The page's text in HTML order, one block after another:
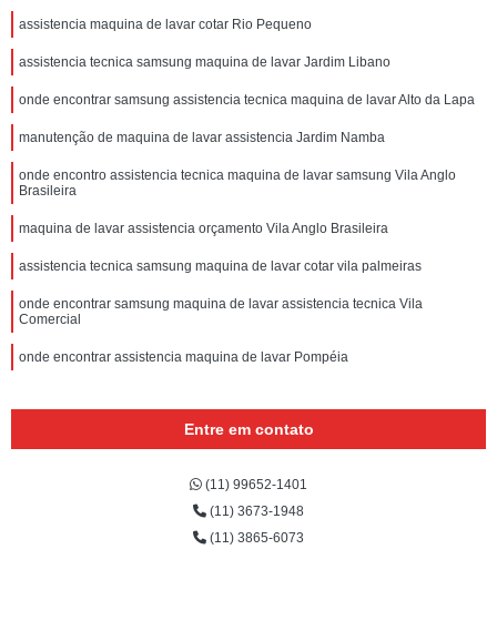
assistencia maquina de lavar cotar Rio Pequeno
assistencia tecnica samsung maquina de lavar Jardim Libano
onde encontrar samsung assistencia tecnica maquina de lavar Alto da Lapa
manutenção de maquina de lavar assistencia Jardim Namba
onde encontro assistencia tecnica maquina de lavar samsung Vila Anglo
Brasileira
maquina de lavar assistencia orçamento Vila Anglo Brasileira
assistencia tecnica samsung maquina de lavar cotar vila palmeiras
onde encontrar samsung maquina de lavar assistencia tecnica Vila
Comercial
onde encontrar assistencia maquina de lavar Pompéia
Entre em contato
(11) 99652-1401
(11) 3673-1948
(11) 3865-6073